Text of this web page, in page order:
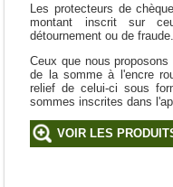
Les protecteurs de
montant inscrit sur
détournement ou de fraude.
Ceux que nous
de la somme à l'encre
relief de celui-ci sous
sommes inscrites dans
VOIR LES